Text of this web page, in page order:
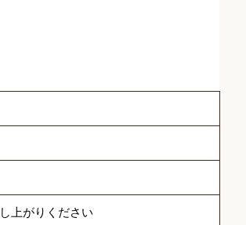
上がりください